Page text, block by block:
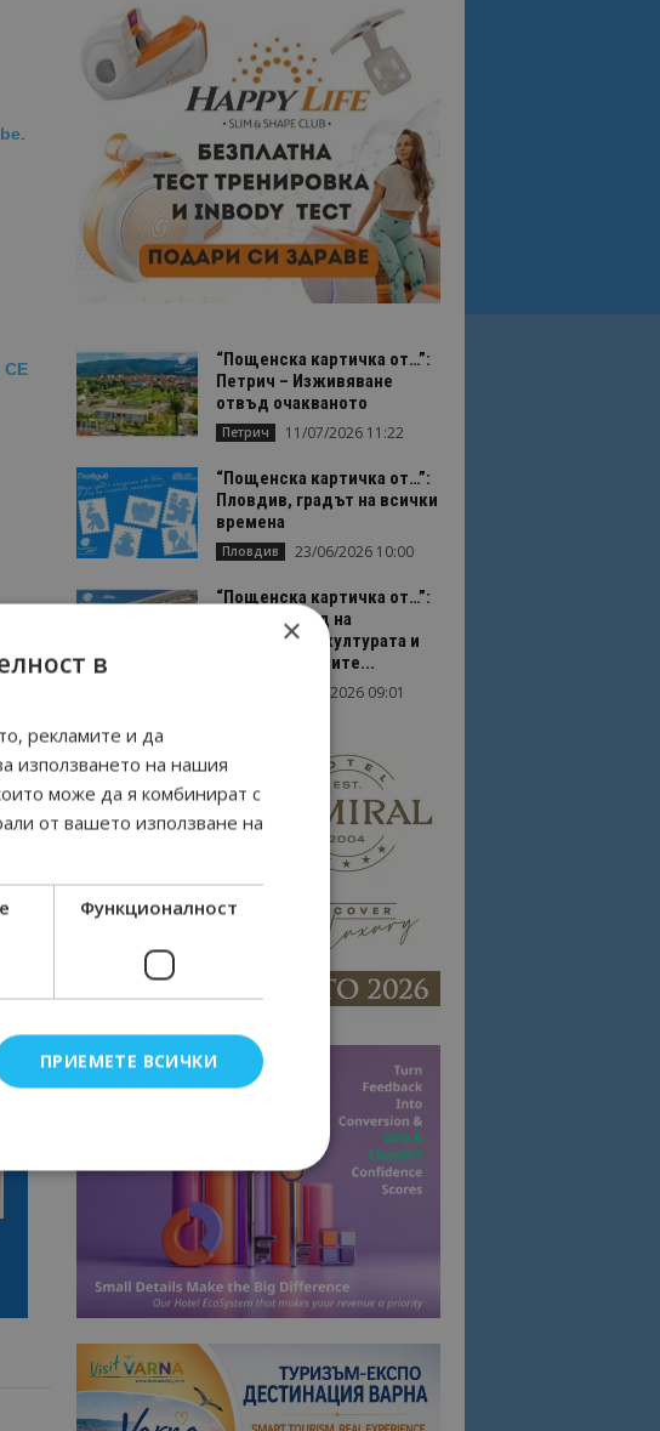
“Пощенска картичка от…”:
Петрич – Изживяване
отвъд очакваното
Петрич 11/07/2026 11:22
“Пощенска картичка от…”:
Пловдив, градът на всички
времена
Пловдив 23/06/2026 10:00
“Пощенска картичка от…”:
Перник – град на
традициите, културата и
вдъхновяващите...
17/06/2026 09:01
×
в
рекламите и да
използването на нашия
може да я комбинират с
от вашето използване на
Функционалност
ПРИЕМЕТЕ ВСИЧКИ
като потребителско влизане и
бисквитки.
за да запомните съгласието
на бисквитки на сайта.